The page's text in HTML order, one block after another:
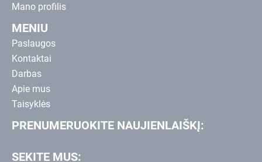
Mano profilis
MENIU
Paslaugos
Kontaktai
Darbas
Apie mus
Taisyklės
PRENUMERUOKITE NAUJIENLAIŠKĮ:
SEKITE MUS: